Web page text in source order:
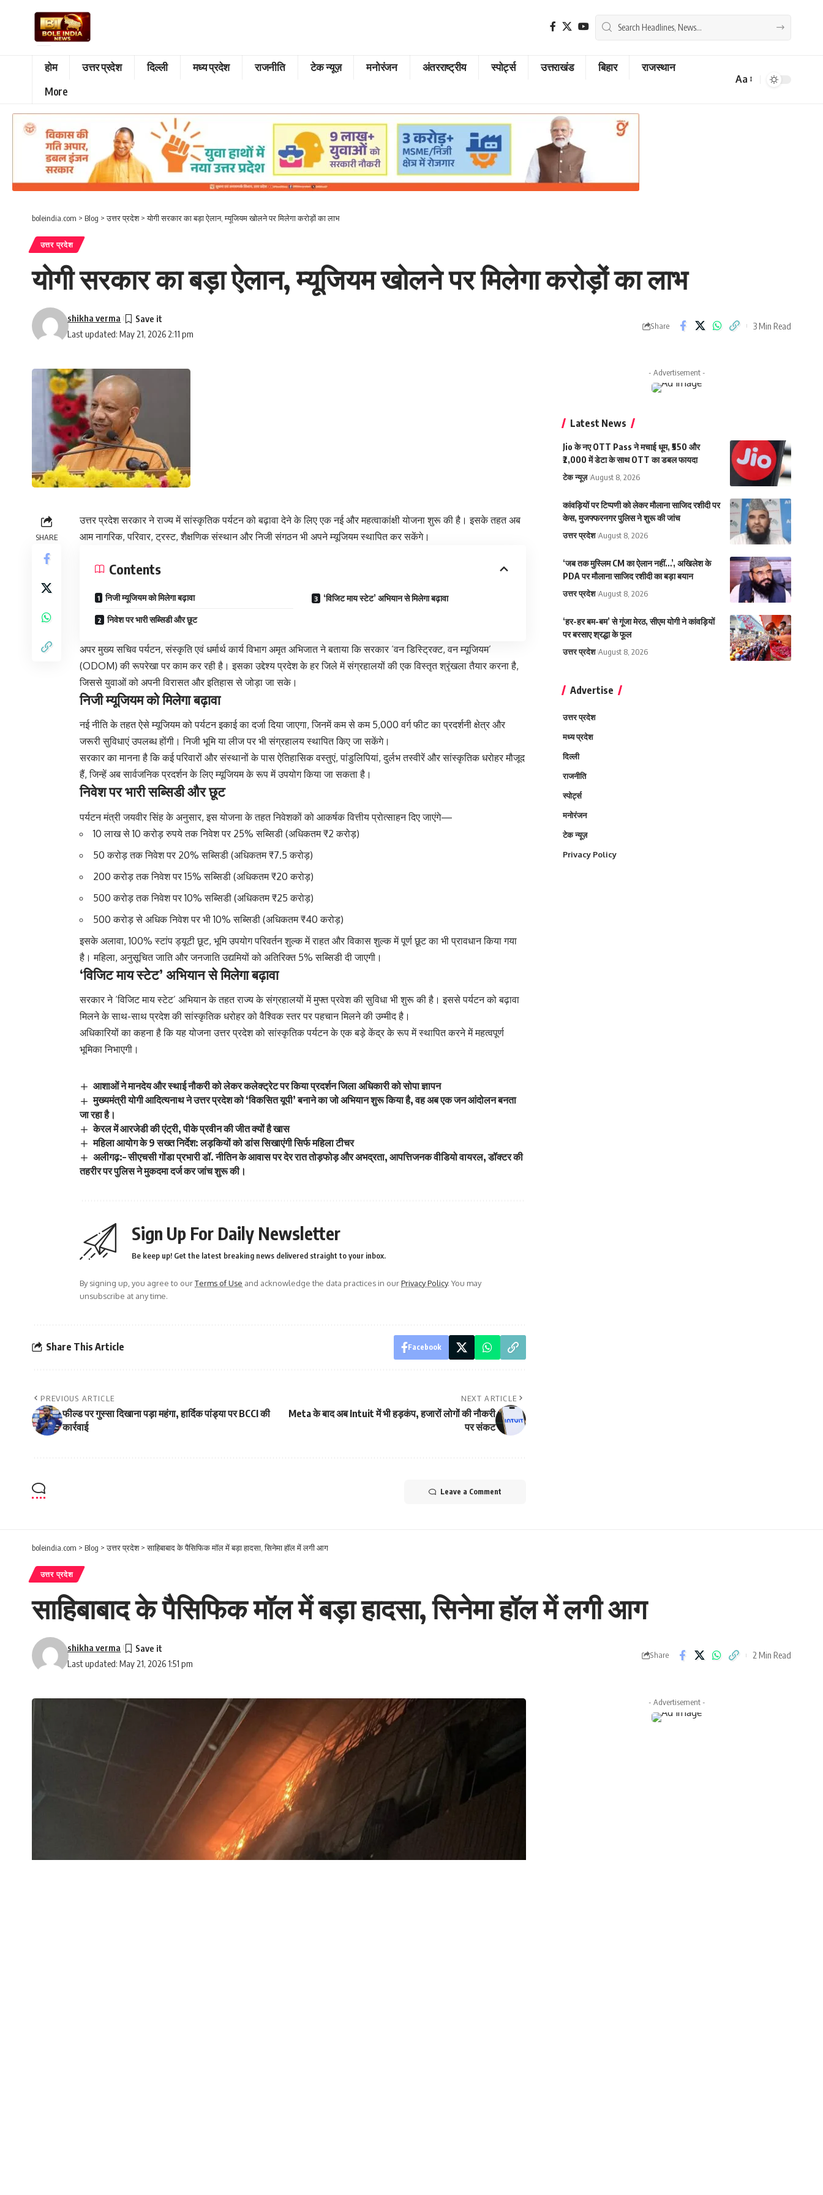
होम उत्तर प्रदेश दिल्ली मध्य प्रदेश राजनीति टेक न्यूज़ मनोरंजन अंतरराष्ट्रीय स्पोर्ट्स उत्तराखंड बिहार
राजस्थान
More
Font
Aa
boleindia.com > Blog >उत्तर प्रदेश>योगी सरकार का बड़ा ऐलान, म्यूजियम खोलने पर मिलेगा करोड़ों का लाभ
उत्तर प्रदेश
योगी सरकार का बड़ा ऐलान, म्यूजियम खोलने पर मिलेगा करोड़ों का लाभ
Last updated: May 21, 2026 2:11 pm
shikha verma
Share 3 Min Read
SHARE
उत्तर प्रदेश सरकार ने राज्य में सांस्कृतिक पर्यटन को बढ़ावा देने के लिए एक नई और महत्वाकांक्षी योजना शुरू की है। इसके तहत अब
आम नागरिक, परिवार, ट्रस्ट, शैक्षणिक संस्थान और निजी संगठन भी अपने म्यूजियम स्थापित कर सकेंगे।
Contents
निजी म्यूजियम को मिलेगा बढ़ावा
निवेश पर भारी सब्सिडी और छूट
‘विजिट माय स्टेट’ अभियान से मिलेगा बढ़ावा
अपर मुख्य सचिव पर्यटन, संस्कृति एवं धर्मार्थ कार्य विभाग अमृत अभिजात ने बताया कि सरकार ‘वन डिस्ट्रिक्ट, वन म्यूजियम’
(ODOM) की रूपरेखा पर काम कर रही है। इसका उद्देश्य प्रदेश के हर जिले में संग्रहालयों की एक विस्तृत श्रृंखला तैयार करना है,
जिससे युवाओं को अपनी विरासत और इतिहास से जोड़ा जा सके।
निजी म्यूजियम को मिलेगा बढ़ावा
नई नीति के तहत ऐसे म्यूजियम को पर्यटन इकाई का दर्जा दिया जाएगा, जिनमें कम से कम 5,000 वर्ग फीट का प्रदर्शनी क्षेत्र और
जरूरी सुविधाएं उपलब्ध होंगी। निजी भूमि या लीज पर भी संग्रहालय स्थापित किए जा सकेंगे।
सरकार का मानना है कि कई परिवारों और संस्थानों के पास ऐतिहासिक वस्तुएं, पांडुलिपियां, दुर्लभ तस्वीरें और सांस्कृतिक धरोहर मौजूद
हैं, जिन्हें अब सार्वजनिक प्रदर्शन के लिए म्यूजियम के रूप में उपयोग किया जा सकता है।
निवेश पर भारी सब्सिडी और छूट
पर्यटन मंत्री जयवीर सिंह के अनुसार, इस योजना के तहत निवेशकों को आकर्षक वित्तीय प्रोत्साहन दिए जाएंगे—
10 लाख से 10 करोड़ रुपये तक निवेश पर 25% सब्सिडी (अधिकतम ₹2 करोड़)
50 करोड़ तक निवेश पर 20% सब्सिडी (अधिकतम ₹7.5 करोड़)
200 करोड़ तक निवेश पर 15% सब्सिडी (अधिकतम ₹20 करोड़)
500 करोड़ तक निवेश पर 10% सब्सिडी (अधिकतम ₹25 करोड़)
500 करोड़ से अधिक निवेश पर भी 10% सब्सिडी (अधिकतम ₹40 करोड़)
इसके अलावा, 100% स्टांप ड्यूटी छूट, भूमि उपयोग परिवर्तन शुल्क में राहत और विकास शुल्क में पूर्ण छूट का भी प्रावधान किया गया
है। महिला, अनुसूचित जाति और जनजाति उद्यमियों को अतिरिक्त 5% सब्सिडी दी जाएगी।
‘विजिट माय स्टेट’ अभियान से मिलेगा बढ़ावा
सरकार ने ‘विजिट माय स्टेट’ अभियान के तहत राज्य के संग्रहालयों में मुफ्त प्रवेश की सुविधा भी शुरू की है। इससे पर्यटन को बढ़ावा
मिलने के साथ-साथ प्रदेश की सांस्कृतिक धरोहर को वैश्विक स्तर पर पहचान मिलने की उम्मीद है।
अधिकारियों का कहना है कि यह योजना उत्तर प्रदेश को सांस्कृतिक पर्यटन के एक बड़े केंद्र के रूप में स्थापित करने में महत्वपूर्ण
भूमिका निभाएगी।
आशाओं ने मानदेय और स्थाई नौकरी को लेकर कलेक्ट्रेट पर किया प्रदर्शन जिला अधिकारी को सोपा ज्ञापन
मुख्यमंत्री योगी आदित्यनाथ ने उत्तर प्रदेश को ‘विकसित यूपी’ बनाने का जो अभियान शुरू किया है, वह अब एक जन आंदोलन बनता
जा रहा है।
केरल में आरजेडी की एंट्री, पीके प्रवीन की जीत क्यों है खास
महिला आयोग के 9 सख्त निर्देश: लड़कियों को डांस सिखाएंगी सिर्फ महिला टीचर
अलीगढ़:– सीएचसी गोंडा प्रभारी डॉ. नीतिन के आवास पर देर रात तोड़फोड़ और अभद्रता, आपत्तिजनक वीडियो वायरल, डॉक्टर की
तहरीर पर पुलिस ने मुकदमा दर्ज कर जांच शुरू की।
Sign Up For Daily Newsletter
Be keep up! Get the latest breaking news delivered straight to your inbox.
By signing up, you agree to ourTerms of Use and acknowledge the data practices in ourPrivacy Policy. You may
unsubscribe at any time.
Share This Article Facebook
PREVIOUS ARTICLE
फील्ड पर गुस्सा दिखाना पड़ा महंगा, हार्दिक पांड्या पर BCCI की
कार्रवाई
NEXT ARTICLE
Meta के बाद अब Intuit में भी हड़कंप, हजारों लोगों की नौकरी
पर संकट
Leave a Comment
- Advertisement -
Latest News
Jio के नए OTT Pass ने मचाई धूम, ₹550 और
₹2,000 में डेटा के साथ OTT का डबल फायदा
टेक न्यूज़ August 8, 2026
कांवड़ियों पर टिप्पणी को लेकर मौलाना साजिद रशीदी पर
केस, मुजफ्फरनगर पुलिस ने शुरू की जांच
उत्तर प्रदेश August 8, 2026
‘जब तक मुस्लिम CM का ऐलान नहीं…’, अखिलेश के
PDA पर मौलाना साजिद रशीदी का बड़ा बयान
उत्तर प्रदेश August 8, 2026
‘हर-हर बम-बम’ से गूंजा मेरठ, सीएम योगी ने कांवड़ियों
पर बरसाए श्रद्धा के फूल
उत्तर प्रदेश August 8, 2026
Advertise
उत्तर प्रदेश
मध्य प्रदेश
दिल्ली
राजनीति
स्पोर्ट्स
मनोरंजन
टेक न्यूज़
Privacy Policy
boleindia.com > Blog >उत्तर प्रदेश>साहिबाबाद के पैसिफिक मॉल में बड़ा हादसा, सिनेमा हॉल में लगी आग
उत्तर प्रदेश
साहिबाबाद के पैसिफिक मॉल में बड़ा हादसा, सिनेमा हॉल में लगी आग
Last updated: May 21, 2026 1:51 pm
shikha verma
Share 2 Min Read
- Advertisement -